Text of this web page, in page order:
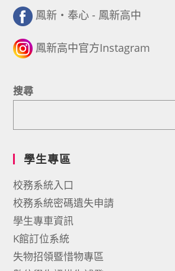
鳳新・奉心 - 鳳新高中
鳳新高中官方Instagram
搜尋
學生專區
校務系統入口
校務系統密碼遺失申請
學生專車資訊
K館訂位系統
失物招領暨惜物專區